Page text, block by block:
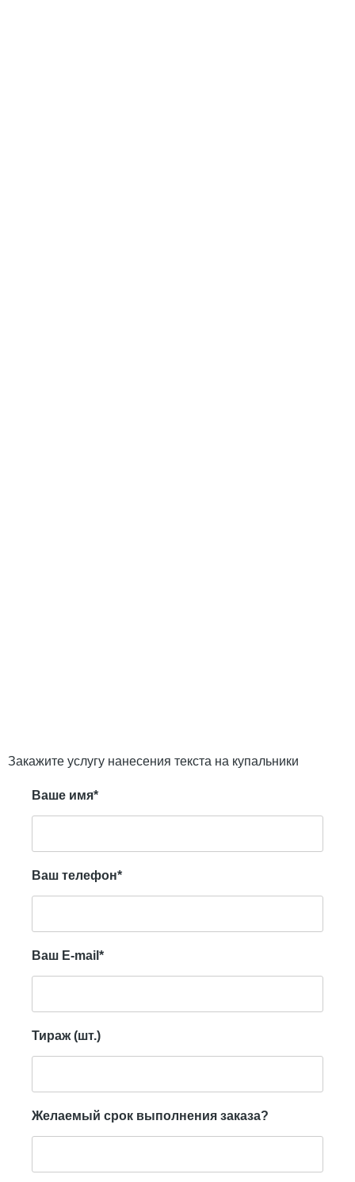
Закажите услугу нанесения текста на купальники
Ваше имя*
Ваш телефон*
Ваш E-mail*
Тираж (шт.)
Желаемый срок выполнения заказа?